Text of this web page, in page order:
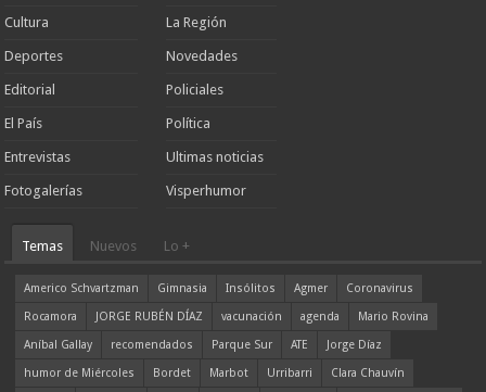
Cultura
Deportes
Editorial
El País
Entrevistas
Fotogalerías
La Región
Novedades
Policiales
Política
Ultimas noticias
Visperhumor
Temas Nuevos Lo +
Americo Schvartzman Gimnasia Insólitos Agmer
Coronavirus
Rocamora
JORGE RUBÉN DÍAZ vacunación agenda
Mario Rovina
Aníbal Gallay
recomendados Parque Sur ATE
Jorge Díaz
humor de Miércoles
Bordet Marbot Urribarri
Clara Chauvín